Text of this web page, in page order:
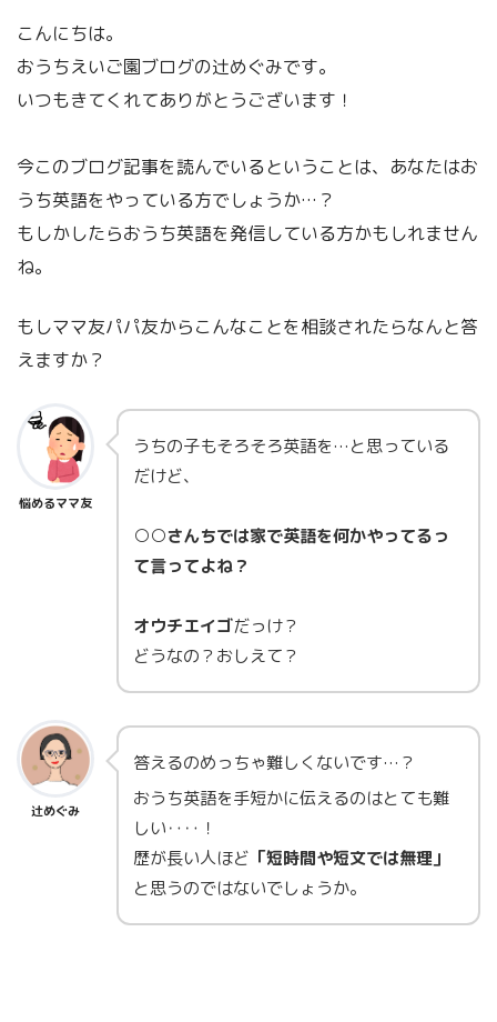
こんにちは。
おうちえいご園ブログの辻めぐみです。
いつもきてくれてありがとうございます！
今このブログ記事を読んでいるということは、あなたはお
うち英語をやっている方でしょうか…？
もしかしたらおうち英語を発信している方かもしれません
ね。
もしママ友パパ友からこんなことを相談されたらなんと答
えますか？
悩めるママ友
うちの子もそろそろ英語を…と思っている
だけど、
○○さんちでは家で英語を何かやってるっ
て言ってよね？
オウチエイゴだっけ？
どうなの？おしえて？
辻めぐみ
答えるのめっちゃ難しくないです…？
おうち英語を手短かに伝えるのはとても難
しい‥‥！
歴が長い人ほど 「短時間や短文では無理」
と思うのではないでしょうか。